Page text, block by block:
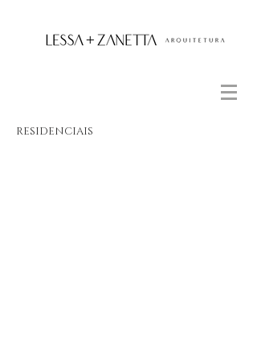
RESIDENCIAIS